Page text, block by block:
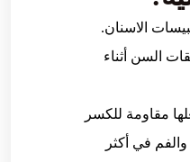
الاسنان.
السن أثناء
مقاومة للكسر
في أكثر